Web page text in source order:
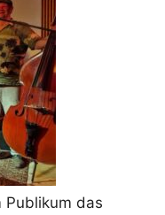
Publikum das